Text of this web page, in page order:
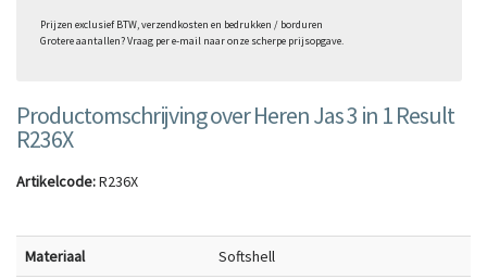
Prijzen exclusief BTW, verzendkosten en bedrukken / borduren
Grotere aantallen? Vraag per e-mail naar onze scherpe prijsopgave.
Productomschrijving over Heren Jas 3 in 1 Result
R236X
Artikelcode:R236X
Materiaal Softshell